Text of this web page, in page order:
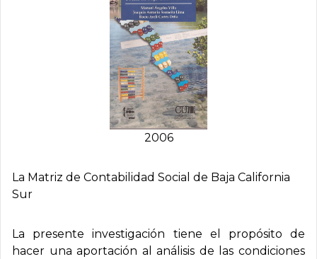
2006
La Matriz de Contabilidad Social de Baja California
Sur
La presente investigación tiene el propósito de
hacer una aportación al análisis de las condiciones